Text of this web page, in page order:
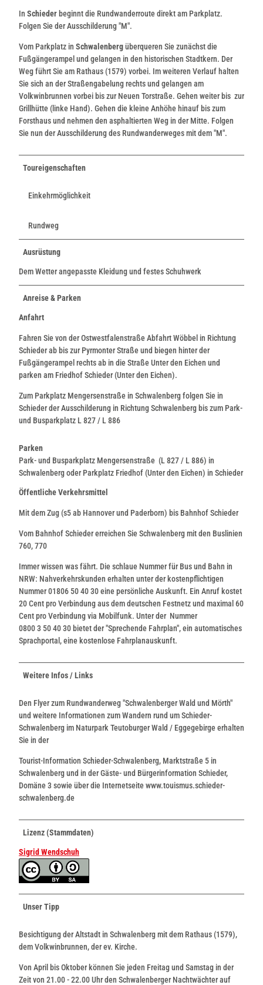
In Schieder beginnt die Rundwanderroute direkt am Parkplatz.
Folgen Sie der Ausschilderung "M".
Vom Parkplatz in Schwalenbergüberqueren Sie zunächst die
Fußgängerampel und gelangen in den historischen Stadtkern. Der
Weg führt Sie am Rathaus (1579) vorbei. Im weiteren Verlauf halten
Sie sich an der Straßengabelung rechts und gelangen am
Volkwinbrunnen vorbei bis zur Neuen Torstraße. Gehen weiter bis zur
Grillhütte (linke Hand). Gehen die kleine Anhöhe hinauf bis zum
Forsthaus und nehmen den asphaltierten Weg in der Mitte. Folgen
Sie nun der Ausschilderung des Rundwanderweges mit dem "M".
Toureigenschaften
Einkehrmöglichkeit
Rundweg
Ausrüstung
Dem Wetter angepasste Kleidung und festes Schuhwerk
Anreise & Parken
Anfahrt
Fahren Sie von der Ostwestfalenstraße Abfahrt Wöbbel in Richtung
Schieder ab bis zur Pyrmonter Straße und biegen hinter der
Fußgängerampel rechts ab in die Straße Unter den Eichen und
parken am Friedhof Schieder (Unter den Eichen).
Zum Parkplatz Mengersenstraße in Schwalenberg folgen Sie in
Schieder der Ausschilderung in Richtung Schwalenberg bis zum Park-
und Busparkplatz L 827 / L 886
Parken
Park- und Busparkplatz Mengersenstraße (L 827 / L 886) in
Schwalenberg oder Parkplatz Friedhof (Unter den Eichen) in Schieder
Öffentliche Verkehrsmittel
Mit dem Zug (s5 ab Hannover und Paderborn) bis Bahnhof Schieder
Vom Bahnhof Schieder erreichen Sie Schwalenberg mit den Buslinien
760, 770
Immer wissen was fährt. Die schlaue Nummer für Bus und Bahn in
NRW: Nahverkehrskunden erhalten unter der kostenpflichtigen
Nummer 01806 50 40 30 eine persönliche Auskunft. Ein Anruf kostet
20 Cent pro Verbindung aus dem deutschen Festnetz und maximal 60
Cent pro Verbindung via Mobilfunk. Unter der Nummer
0800 3 50 40 30 bietet der "Sprechende Fahrplan", ein automatisches
Sprachportal, eine kostenlose Fahrplanauskunft.
Weitere Infos / Links
Den Flyer zum Rundwanderweg "Schwalenberger Wald und Mörth"
und weitere Informationen zum Wandern rund um Schieder-
Schwalenberg im Naturpark Teutoburger Wald / Eggegebirge erhalten
Sie in der
Tourist-Information Schieder-Schwalenberg, Marktstraße 5 in
Schwalenberg und in der Gäste- und Bürgerinformation Schieder,
Domäne 3 sowie über die Internetseite www.touismus.schieder-
schwalenberg.de
Lizenz (Stammdaten)
Sigrid Wendschuh
Unser Tipp
Besichtigung der Altstadt in Schwalenberg mit dem Rathaus (1579),
dem Volkwinbrunnen, der ev. Kirche.
Von April bis Oktober können Sie jeden Freitag und Samstag in der
Zeit von 21.00 - 22.00 Uhr den Schwalenberger Nachtwächter auf